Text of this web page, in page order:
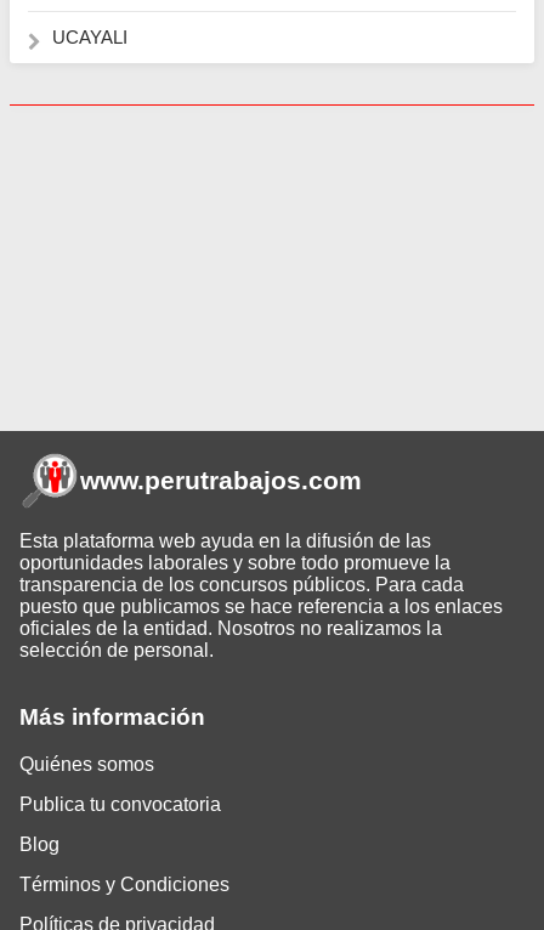
UCAYALI
Más información
Quiénes somos
Publica tu convocatoria
Blog
Términos y Condiciones
Políticas de privacidad
www.perutrabajos.com
Esta plataforma web ayuda en la difusión de las
oportunidades laborales y sobre todo promueve la
transparencia de los concursos públicos. Para cada
puesto que publicamos se hace referencia a los enlaces
oficiales de la entidad. Nosotros no realizamos la
selección de personal.